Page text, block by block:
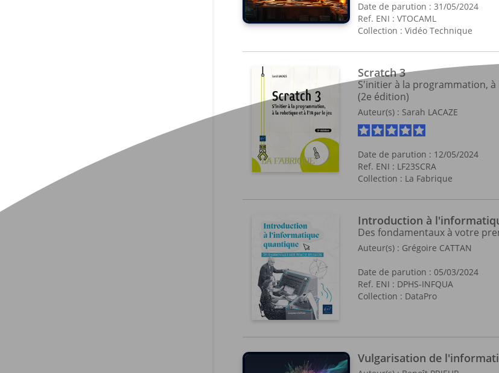
Date de parution : 31/05/2024
Ref. ENI : VTOCAML
Collection : Vidéo Technique
Scratch 3
S'initier à la programmation, à
(2e édition)
Auteur(s) : Sarah LACAZE
Date de parution : 12/05/2024
Ref. ENI : LF23SCRA
Collection : La Fabrique
Introduction à
Des fondamentaux à votre
Auteur(s) : Grégoire CATTAN
Date de parution : 05/03/2024
Ref. ENI : DPHS-INFQUA
Collection : DataPro
Vulgarisation de